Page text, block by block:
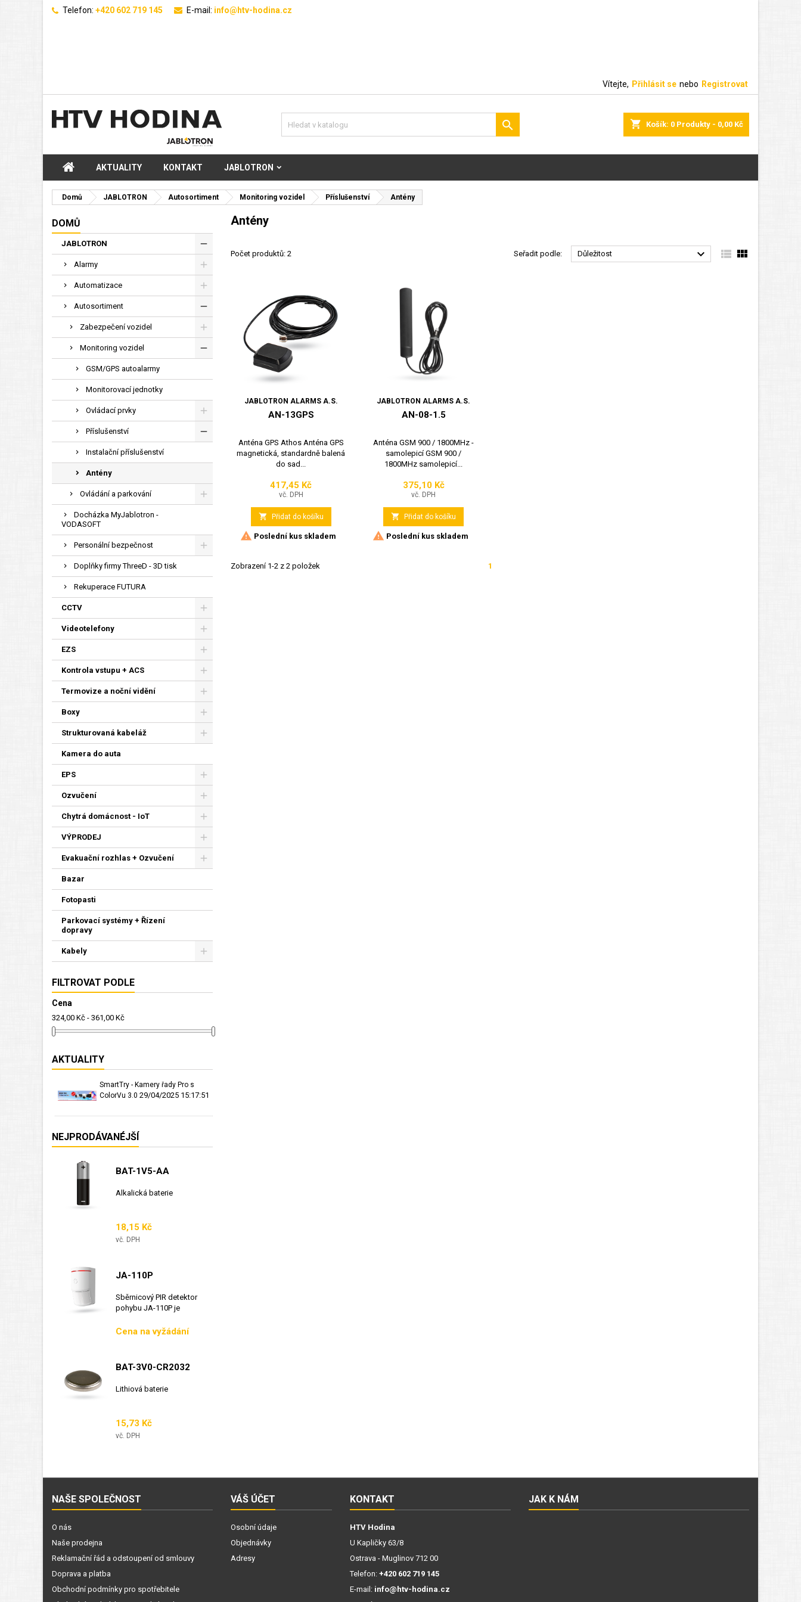
Telefon: +420 602 719 145 E-mail: info@htv-hodina.cz
Vítejte, Přihlásit se nebo Registrovat
shopping_cart Košík: 0 Produkty - 0,00 Kč

AKTUALITY KONTAKT JABLOTRON
Domů JABLOTRON Autosortiment Monitoring vozidel Příslušenství Antény
DOMŮ
JABLOTRON
Alarmy
Automatizace
Autosortiment
Zabezpečení vozidel
Monitoring vozidel
GSM/GPS autoalarmy
Monitorovací jednotky
Ovládací prvky
Příslušenství
Instalační příslušenství
Antény
Ovládání a parkování
Docházka MyJablotron -
VODASOFT
Personální bezpečnost
Doplňky firmy ThreeD - 3D tisk
Rekuperace FUTURA
CCTV
Videotelefony
EZS
Kontrola vstupu + ACS
Termovize a noční vidění
Boxy
Strukturovaná kabeláž
Kamera do auta
EPS
Ozvučení
Chytrá domácnost - IoT
VÝPRODEJ
Evakuační rozhlas + Ozvučení
Bazar
Fotopasti
Parkovací systémy + Řízení
dopravy
Kabely
FILTROVAT PODLE
Cena
324,00 Kč - 361,00 Kč
AKTUALITY
SmartTry - Kamery řady Pro s
ColorVu 3.0 29/04/2025 15:17:51
NEJPRODÁVANÉJŠÍ
BAT-1V5-AA
Alkalická baterie
Cena
18,15 Kč
vč. DPH
JA-110P
Sběrnicový PIR detektor
pohybu JA-110P je
Cena
Cena na vyžádání
BAT-3V0-CR2032
Lithiová baterie
Cena
15,73 Kč
vč. DPH
Antény
Počet produktů: 2 Seřadit podle: Důležitost   
JABLOTRON ALARMS A.S.
AN-13GPS
Anténa GPS Athos Anténa GPS
magnetická, standardně balená
do sad...
Cena
417,45 Kč
vč. DPH
 Přidat do košíku
 Poslední kus skladem
JABLOTRON ALARMS A.S.
AN-08-1.5
Anténa GSM 900 / 1800MHz -
samolepicí GSM 900 /
1800MHz samolepicí...
Cena
375,10 Kč
vč. DPH
 Přidat do košíku
 Poslední kus skladem
Zobrazení 1-2 z 2 položek 1
NAŠE SPOLEČNOST
O nás
Naše prodejna
Reklamační řád a odstoupení od smlouvy
Doprava a platba
Obchodní podmínky pro spotřebitele
VÁŠ ÚČET
Osobní údaje
Objednávky
Adresy
KONTAKT
HTV Hodina
U Kapličky 63/8
Ostrava - Muglinov 712 00
Telefon: +420 602 719 145
E-mail: info@htv-hodina.cz
JAK K NÁM